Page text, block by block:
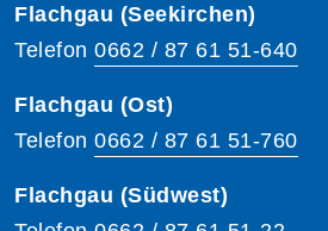
Flachgau (Seekirchen)
Telefon 0662 / 87 61 51-640
Flachgau (Ost)
Telefon 0662 / 87 61 51-760
Flachgau (Südwest)